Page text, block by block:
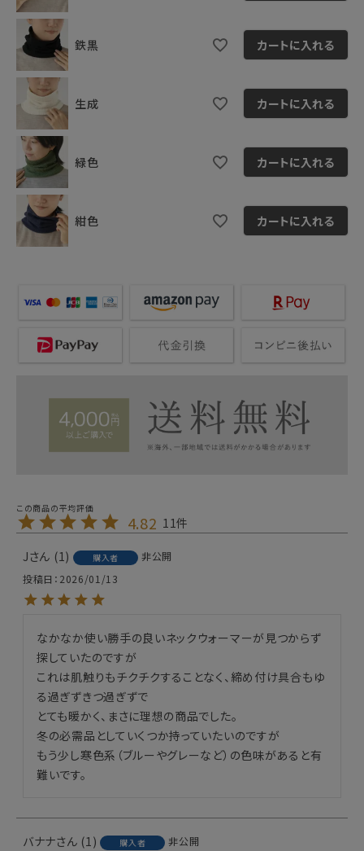
鉄黒 カートに入れる
生成 カートに入れる
緑色 カートに入れる
紺色 カートに入れる
4.82 11
J 1 購入者
非公開
投稿日
2026/01/13
なかなか使い勝手の良いネックウォーマーが見つからず
探していたのですが
これは肌触りもチクチクすることなく、締め付け具合もゆ
る過ぎずきつ過ぎずで
とても暖かく、まさに理想の商品でした。
冬の必需品としていくつか持っていたいのですが
もう少し寒色系（ブルーやグレーなど）の色味があると有
難いです。
バナナ 1 購入者
非公開